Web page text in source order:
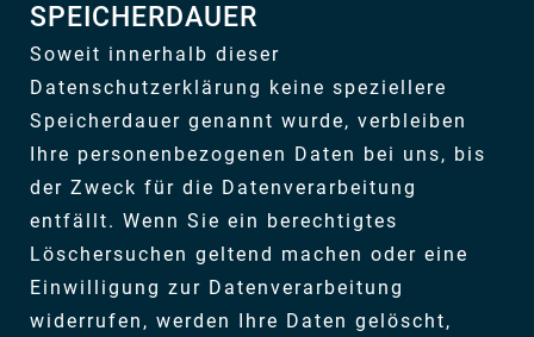
SPEICHERDAUER
Soweit innerhalb dieser
Datenschutzerklärung keine speziellere
Speicherdauer genannt wurde, verbleiben
Ihre personenbezogenen Daten bei uns, bis
der Zweck für die Datenverarbeitung
entfällt. Wenn Sie ein berechtigtes
Löschersuchen geltend machen oder eine
Einwilligung zur Datenverarbeitung
widerrufen, werden Ihre Daten gelöscht,